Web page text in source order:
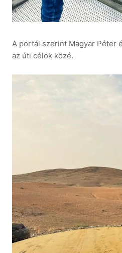
A portál szerint Magyar Péter
az úti célok közé.